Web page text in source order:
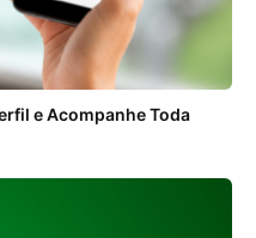
e Acompanhe Toda